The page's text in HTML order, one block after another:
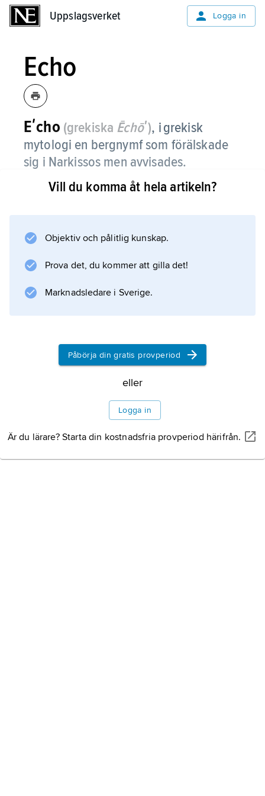
Uppslagsverket Logga in
Echo
Eʹcho (grekiska Ēchōʹ), i grekisk
mytologi en bergnymf som förälskade
sig i Narkissos men avvisades.
I sin förtvivlan tynade hon bort – ”Narkissos!
Ovidius besjöng förvandlingen (i
ekot i ett berglandskap. Ivar Lo-Johansson
knyter an till motivet i romanen ”Geniet”
(1947).
Information om artikeln
Vill du komma åt hela artikeln?
Objektiv och pålitlig kunskap.
Prova det, du kommer att gilla det!
Marknadsledare i Sverige.
Påbörja din gratis provperiod
eller
Logga in
Är du lärare? Starta din kostnadsfria provperiod härifrån.